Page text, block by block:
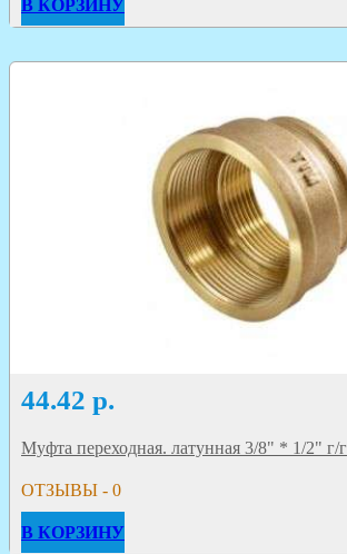
В КОРЗИНУ
44.42 р.
Муфта переходная. латунная 3/8" * 1/2" г/г
ОТЗЫВЫ - 0
В КОРЗИНУ